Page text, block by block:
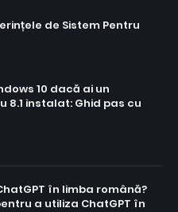
de Sistem Pentru
10 dacă ai un
8.1 instalat: Ghid pas cu
în limba română?
a utiliza ChatGPT în